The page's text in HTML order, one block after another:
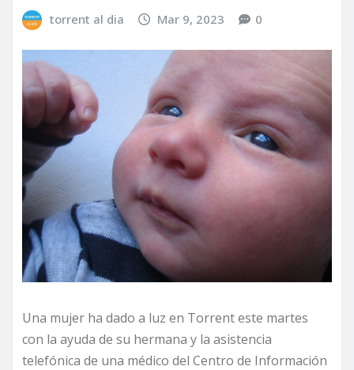
torrent al dia Mar 9, 2023 0
Una mujer ha dado a luz en Torrent este martes
con la ayuda de su hermana y la asistencia
telefónica de una médico del Centro de Información